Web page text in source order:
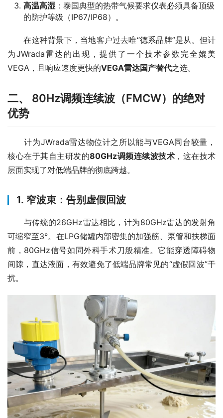
高温高湿 ：泰国典型的热带气候要求仪表必须具备顶级
的防护等级（IP67/IP68）。
在这种背景下，当地客户过去唯“德系品牌”是从。但计
为JWrada雷达的出现，提供了一个技术参数完全媲美
VEGA，且响应速度更快的VEGA雷达国产替代之选。
二、 80Hz调频连续波（FMCW）的绝对
优势
计为JWrada雷达物位计之所以能与VEGA同台较量，
核心在于其自主研发的80GHz调频连续波技术 ，这在技术
层面实现了对低端品牌的彻底跨越。
1. 窄波束：告别虚假回波
与传统的26GHz雷达相比，计为80GHz雷达的发射角
可缩窄至3°。在LPG储罐内部密集的加强筋、泵管和扶梯面
前，80GHz信号如同外科手术刀般精准。它能穿透障碍物
间隙，直达液面，有效避免了低端品牌常见的“虚假回波”干
扰。